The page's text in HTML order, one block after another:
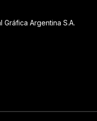
Gráfica Argentina S.A.